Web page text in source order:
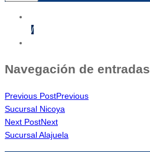
/
Navegación de entradas
Previous PostPrevious
Sucursal Nicoya
Next PostNext
Sucursal Alajuela